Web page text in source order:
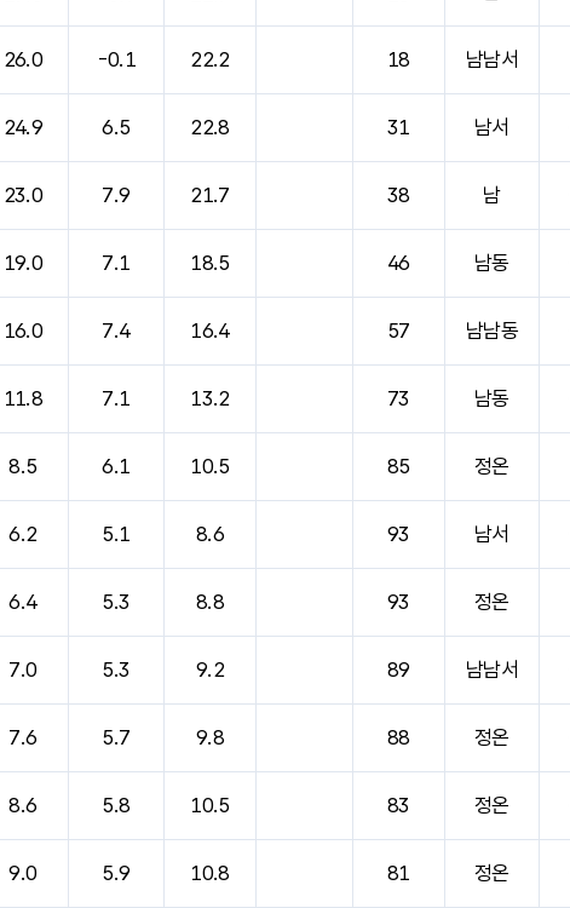
26.0 -0.1 22.2 18 남남서
24.9 6.5 22.8 31 남서
23.0 7.9 21.7 38 남
19.0 7.1 18.5 46 남동
16.0 7.4 16.4 57 남남동
11.8 7.1 13.2 73 남동
8.5 6.1 10.5 85 정온
6.2 5.1 8.6 93 남서
6.4 5.3 8.8 93 정온
7.0 5.3 9.2 89 남남서
7.6 5.7 9.8 88 정온
8.6 5.8 10.5 83 정온
9.0 5.9 10.8 81 정온